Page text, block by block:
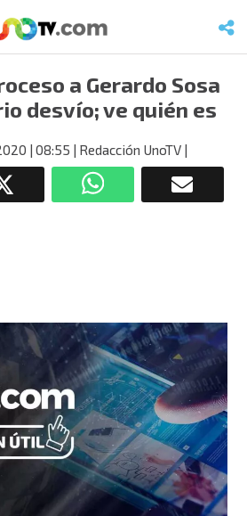
a Gerardo Sosa
desvío; ve quién es
| 08:55 | Redacción UnoTV|